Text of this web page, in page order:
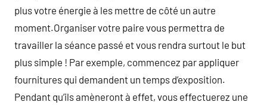
plus votre énergie à les mettre de côté un autre
moment.Organiser votre paire vous permettra de
travailler la séance passé et vous rendra surtout le but
plus simple ! Par exemple, commencez par appliquer
fournitures qui demandent un temps d’exposition.
Pendant qu’ils amèneront à effet, vous effectuerez une